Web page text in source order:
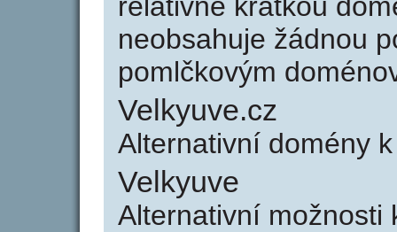
neobsahuje žádnou
pomlčkovým
Velkyuve.cz
Alternativní domény
Velkyuve
Alternativní možnosti